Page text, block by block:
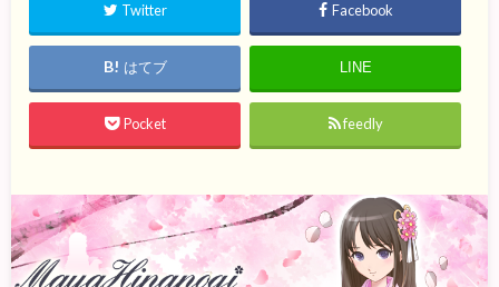
Twitter Facebook
はてブ LINE
Pocket feedly